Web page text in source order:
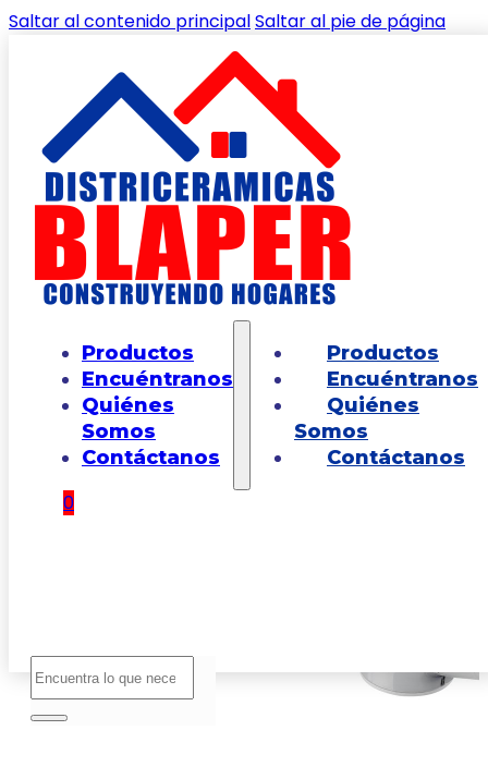
Saltar al contenido principalSaltar al pie de página
Productos
Encuéntranos
Quiénes
Somos
Contáctanos
Productos
Encuéntranos
Quiénes
Somos
Contáctanos
0
Buscar
Inicio/Shop/GRIFERIAS Y ACCESORIOS DE
BAÑOS/GRIFRIA LAVAMANOS
Grifería para
Lavamanos Sencilla Palanca Aluvia
🔍